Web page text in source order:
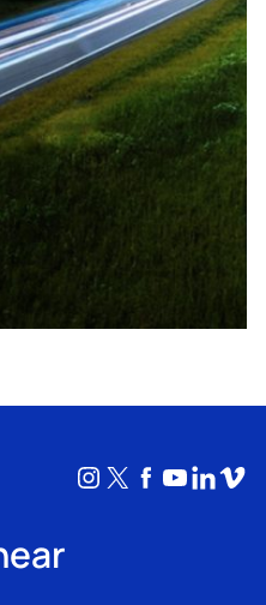
Instagram
X Facebook